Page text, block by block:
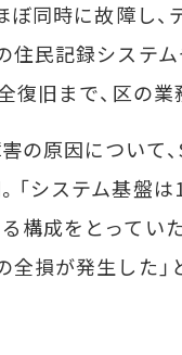
ぼ同時に故障し
住民記録システ
復旧まで、区の
の原因について
「システム基盤
構成をとってい
全損が発生した」